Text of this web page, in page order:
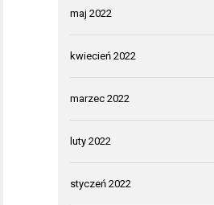
maj 2022
kwiecień 2022
marzec 2022
luty 2022
styczeń 2022